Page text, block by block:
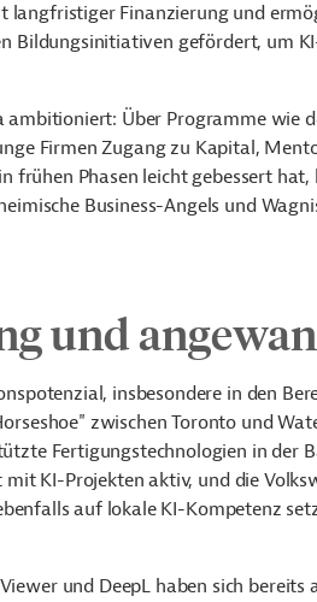
langfristiger Finanzierung und
Bildungsinitiativen gefördert, um
ambitioniert: Über Programme wie
Firmen Zugang zu Kapital,
Phasen leicht gebessert hat,
Business-Angels und
und
insbesondere in den
zwischen Toronto und
Fertigungstechnologien in der
KI-Projekten aktiv, und die
auf lokale KI-Kompetenz
und DeepL haben sich bereits